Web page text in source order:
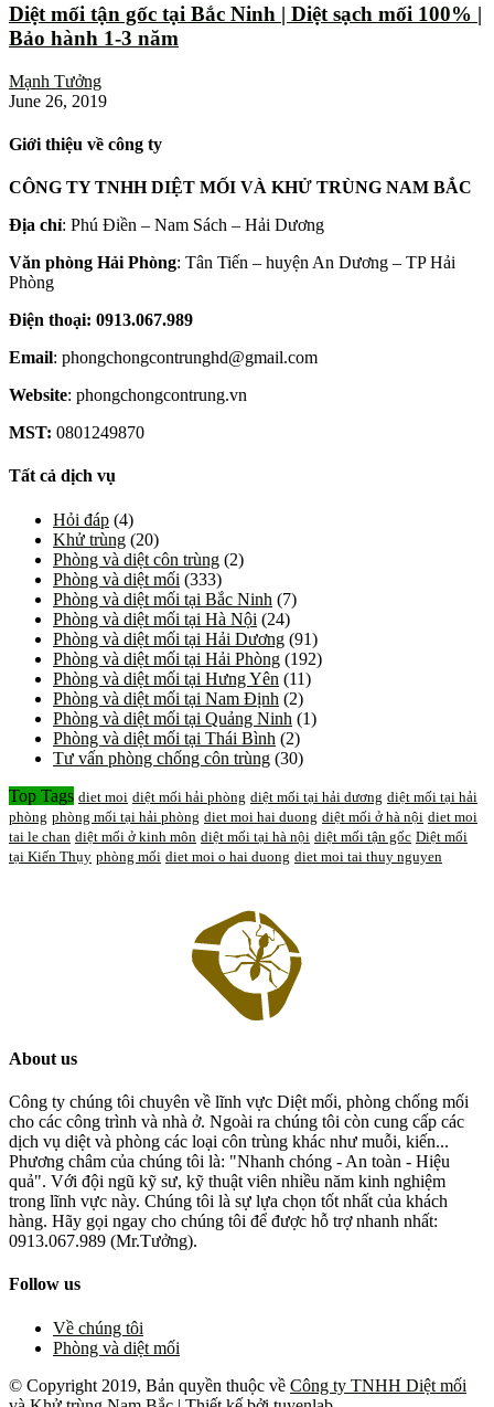
Diệt mối tận gốc tại Bắc Ninh | Diệt sạch mối 100% |
Bảo hành 1-3 năm
Mạnh Tưởng
June 26, 2019
Giới thiệu về công ty
CÔNG TY TNHH DIỆT MỐI VÀ KHỬ TRÙNG NAM BẮC
Địa chỉ: Phú Điền – Nam Sách – Hải Dương
Văn phòng Hải Phòng: Tân Tiến – huyện An Dương – TP Hải
Phòng
Điện thoại: 0913.067.989
Email: phongchongcontrunghd@gmail.com
Website: phongchongcontrung.vn
MST: 0801249870
Tất cả dịch vụ
Hỏi đáp (4)
Khử trùng (20)
Phòng và diệt côn trùng (2)
Phòng và diệt mối (333)
Phòng và diệt mối tại Bắc Ninh (7)
Phòng và diệt mối tại Hà Nội (24)
Phòng và diệt mối tại Hải Dương (91)
Phòng và diệt mối tại Hải Phòng (192)
Phòng và diệt mối tại Hưng Yên (11)
Phòng và diệt mối tại Nam Định (2)
Phòng và diệt mối tại Quảng Ninh (1)
Phòng và diệt mối tại Thái Bình (2)
Tư vấn phòng chống côn trùng (30)
Top Tags diet moi diệt mối hải phòng diệt mối tại hải dương diệt mối tại hải
phòng phòng mối tại hải phòng diet moi hai duong diệt mối ở hà nội diet moi
tai le chan diệt mối ở kinh môn diệt mối tại hà nội diệt mối tận gốc Diệt mối
tại Kiến Thụy phòng mối diet moi o hai duong diet moi tai thuy nguyen
About us
Công ty chúng tôi chuyên về lĩnh vực Diệt mối, phòng chống mối
cho các công trình và nhà ở. Ngoài ra chúng tôi còn cung cấp các
dịch vụ diệt và phòng các loại côn trùng khác như muỗi, kiến...
Phương châm của chúng tôi là: "Nhanh chóng - An toàn - Hiệu
quả". Với đội ngũ kỹ sư, kỹ thuật viên nhiều năm kinh nghiệm
trong lĩnh vực này. Chúng tôi là sự lựa chọn tốt nhất của khách
hàng. Hãy gọi ngay cho chúng tôi để được hỗ trợ nhanh nhất:
0913.067.989 (Mr.Tưởng).
Follow us
Về chúng tôi
Phòng và diệt mối
© Copyright 2019, Bản quyền thuộc về Công ty TNHH Diệt mối